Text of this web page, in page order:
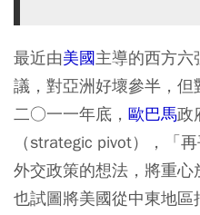
最近由美國主導的西方六
議，對亞洲好壞參半，
二○一一年底， 歐巴馬政
（strategic pivot），「
外交政策的想法，將重心
也試圖將美國從中東地